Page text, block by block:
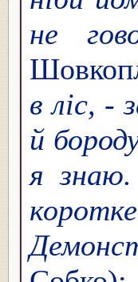
не
в ліс, -
й
я